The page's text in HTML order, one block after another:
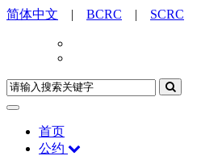
简体中文 | BCRC | SCRC
首页
公约